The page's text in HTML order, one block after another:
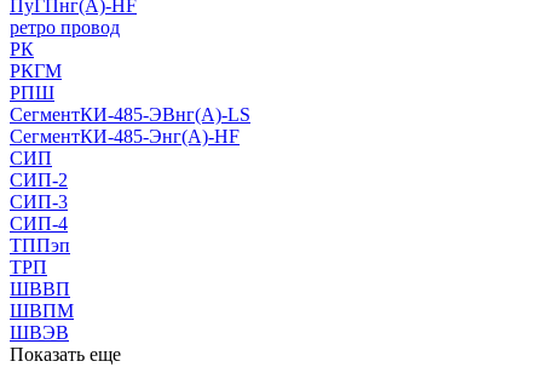
ПуГПнг(А)-HF
ретро провод
РК
РКГМ
РПШ
СегментКИ-485-ЭВнг(А)-LS
СегментКИ-485-Энг(А)-HF
СИП
СИП-2
СИП-3
СИП-4
ТППэп
ТРП
ШВВП
ШВПМ
ШВЭВ
Показать еще